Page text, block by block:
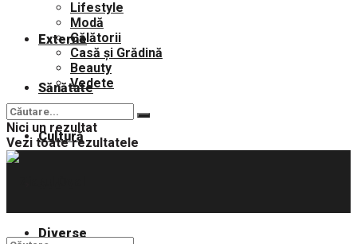
Externe
Sănătate
Cultură
Diverse
Lifestyle
Modă
Călătorii
Casă și Grădină
Beauty
Vedete
Nici un rezultat
Vezi toate rezultatele